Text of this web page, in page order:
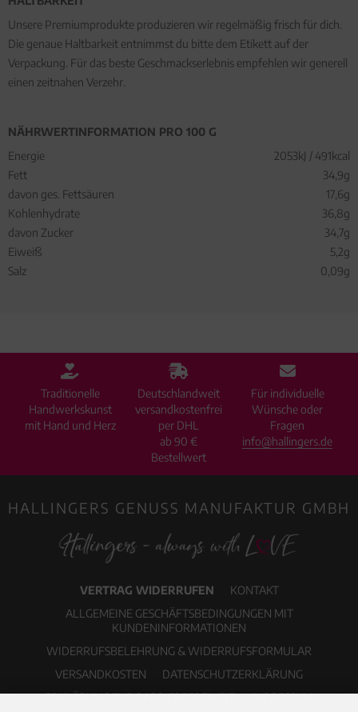
Unsere Premiumprodukte produzieren wir regelmäßig frisch für dich.
Die genaue Haltbarkeit entnimmst du bitte dem Etikett auf der
Verpackung. Für das beste Geschmackserlebnis empfehlen wir generell
einen zeitnahen Verzehr.
NÄHRWERTINFORMATION PRO 100 G
Energie
2053kJ / 491kcal
Fett
34,9g
davon ges. Fettsäuren
17,6g
Kohlenhydrate
36,8g
davon Zucker
34,7g
Eiweiß
5,2g
Salz
0,09g
Traditionelle
Handwerkskunst
mit Hand und Herz
Deutschlandweit
versandkostenfrei
per DHL
ab 90 €
Bestellwert
Für individuelle
Wünsche oder
Fragen
info@hallingers.de
HALLINGERS GENUSS MANUFAKTUR GMBH
VERTRAG WIDERRUFEN
KONTAKT
ALLGEMEINE GESCHÄFTSBEDINGUNGEN MIT
KUNDENINFORMATIONEN
WIDERRUFSBELEHRUNG & WIDERRUFSFORMULAR
VERSANDKOSTEN
DATENSCHUTZERKLÄRUNG
ERKLÄRUNG ZUR BARRIEREFREIHEIT
IMPRESSUM